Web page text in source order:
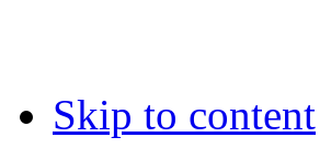
Skip to content